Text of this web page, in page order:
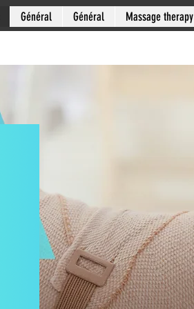
Général Général Massage therapy